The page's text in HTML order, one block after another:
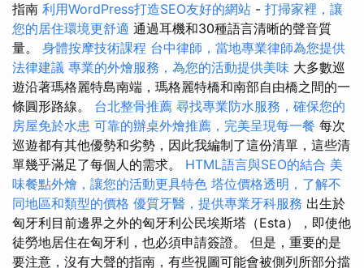
指南 利用WordPress打造SEO友好的網站 - 打掃家裡，讓
您的居住環境更舒適 通過耳機和30種語言清晰的聲音質
量。 身體按摩技術課程 台中律師，當地專業律師為您提供
法律建議 專業的外燴服務，為您的活動提供美味 大多數巡
遊沿著瑪格麗特島南端，瑪格麗特橋和南部自由橋之間的一
條圓形路線。 台北整骨推薦 尋找專業防水服務，確保您的
房屋免於水患 可靠的辦桌外燴推薦，完美呈現每一餐 每次
巡遊都有其他優勢和劣勢，因此我編制了這份清單，這些清
單幾乎滿足了每個人的需求。 HTML語言與SEO的結合 美
味餐點外燴，讓您的活動更具特色 塔位價格透明，了解不
同地區和類型的價格 優質牙醫，提供專業牙科服務 出生於
匈牙利目前邊界之外的匈牙利公民埃斯塔（Esta），即使他
徒勞地居住在匈牙利，也必須申請簽證。 但是，重要的是
要注意，沒有大聲的​​指南，有些視圖可能會被側列所部分擋